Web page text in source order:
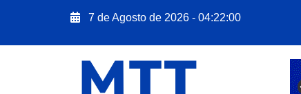
7 de Agosto de 2026 - 04:22:01